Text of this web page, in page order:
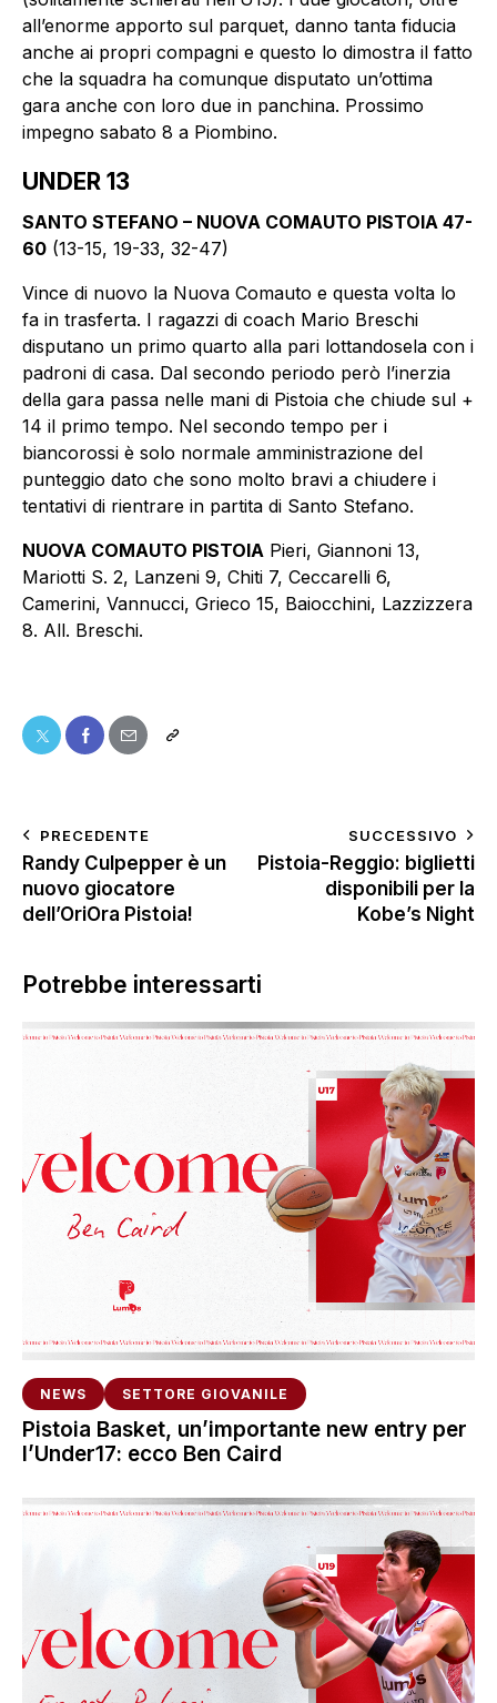
all’enorme apporto sul parquet, danno tanta fiducia
anche ai propri compagni e questo lo dimostra il fatto
che la squadra ha comunque disputato un’ottima
gara anche con loro due in panchina. Prossimo
impegno sabato 8 a Piombino.
UNDER 13
SANTO STEFANO – NUOVA COMAUTO PISTOIA 47-
60 (13-15, 19-33, 32-47)
Vince di nuovo la Nuova Comauto e questa volta lo
fa in trasferta. I ragazzi di coach Mario Breschi
disputano un primo quarto alla pari lottandosela con i
padroni di casa. Dal secondo periodo però l’inerzia
della gara passa nelle mani di Pistoia che chiude sul +
14 il primo tempo. Nel secondo tempo per i
biancorossi è solo normale amministrazione del
punteggio dato che sono molto bravi a chiudere i
tentativi di rientrare in partita di Santo Stefano.
NUOVA COMAUTO PISTOIA Pieri, Giannoni 13,
Mariotti S. 2, Lanzeni 9, Chiti 7, Ceccarelli 6,
Camerini, Vannucci, Grieco 15, Baiocchini, Lazzizzera
8. All. Breschi.
PRECEDENTE
Randy Culpepper è un
nuovo giocatore
dell’OriOra Pistoia!
SUCCESSIVO
Pistoia-Reggio: biglietti
disponibili per la
Kobe’s Night
Potrebbe interessarti
NEWS SETTORE GIOVANILE
Pistoia Basket, un’importante new entry per
l’Under17: ecco Ben Caird